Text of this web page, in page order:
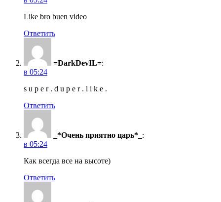
Like bro buen video
Ответить
=DarkDevIL=:
в 05:24
s u p e r . d u p e r . l i k e .
Ответить
_*Очень приятно царь*_ :
в 05:24
Как всегда все на высоте)
Ответить